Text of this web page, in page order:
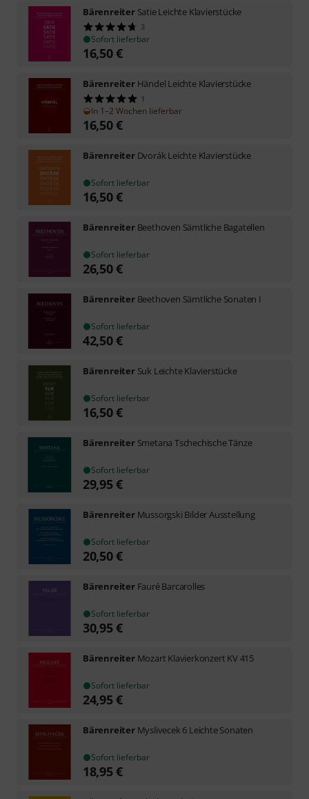
Bärenreiter Satie Leichte Klavierstücke
3
Sofort lieferbar
16,50€
Bärenreiter Händel Leichte Klavierstücke
1
In 1–2 Wochen lieferbar
16,50€
Bärenreiter Dvorák Leichte Klavierstücke
Sofort lieferbar
16,50€
Bärenreiter Beethoven Sämtliche Bagatellen
Sofort lieferbar
26,50€
Bärenreiter Beethoven Sämtliche Sonaten I
Sofort lieferbar
42,50€
Bärenreiter Suk Leichte Klavierstücke
Sofort lieferbar
16,50€
Bärenreiter Smetana Tschechische Tänze
Sofort lieferbar
29,95€
Bärenreiter Mussorgski Bilder Ausstellung
Sofort lieferbar
20,50€
Bärenreiter Fauré Barcarolles
Sofort lieferbar
30,95€
Bärenreiter Mozart Klavierkonzert KV 415
Sofort lieferbar
24,95€
Bärenreiter Myslivecek 6 Leichte Sonaten
Sofort lieferbar
18,95€